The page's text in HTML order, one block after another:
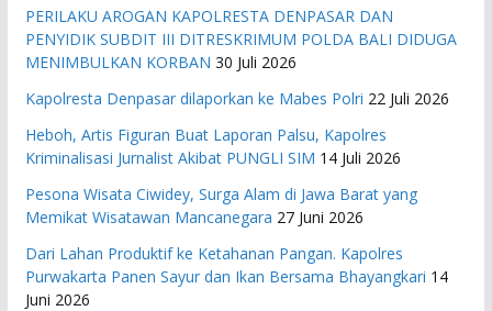
PERILAKU AROGAN KAPOLRESTA DENPASAR DAN
PENYIDIK SUBDIT III DITRESKRIMUM POLDA BALI DIDUGA
MENIMBULKAN KORBAN 30 Juli 2026
Kapolresta Denpasar dilaporkan ke Mabes Polri 22 Juli 2026
Heboh, Artis Figuran Buat Laporan Palsu, Kapolres
Kriminalisasi Jurnalist Akibat PUNGLI SIM 14 Juli 2026
Pesona Wisata Ciwidey, Surga Alam di Jawa Barat yang
Memikat Wisatawan Mancanegara 27 Juni 2026
Dari Lahan Produktif ke Ketahanan Pangan. Kapolres
Purwakarta Panen Sayur dan Ikan Bersama Bhayangkari 14
Juni 2026